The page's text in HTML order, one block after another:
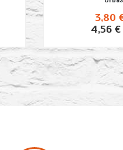
3,80
4,56 €